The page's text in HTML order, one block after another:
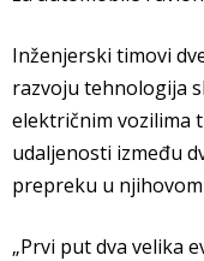
Inženjerski timovi
razvoju tehnologija
električnim vozilima
udaljenosti između
prepreku u
„Prvi put dva velika